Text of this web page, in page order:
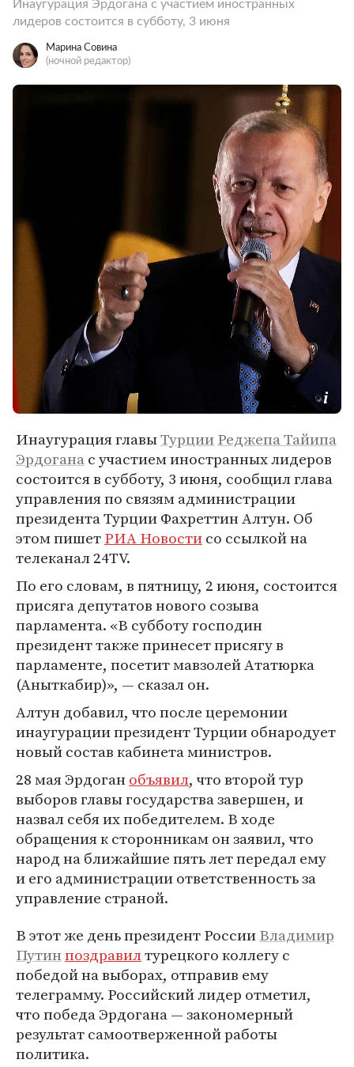
Инаугурация Эрдогана с участием иностранных
лидеров состоится в субботу, 3 июня
Марина Совина
(ночной редактор)
Инаугурация главыТурцииРеджепа Тайипа
Эрдоганас участием иностранных лидеров
состоится в субботу, 3 июня, сообщил глава
управления по связям администрации
президента Турции Фахреттин Алтун. Об
этом пишетРИА Новостисо ссылкой на
телеканал 24TV.
По его словам, в пятницу, 2 июня, состоится
присяга депутатов нового созыва
парламента. «В субботу господин
президент также принесет присягу в
парламенте, посетит мавзолей Ататюрка
(Аныткабир)», — сказал он.
Алтун добавил, что после церемонии
инаугурации президент Турции обнародует
новый состав кабинета министров.
28 мая Эрдоганобъявил, что второй тур
выборов главы государства завершен, и
назвал себя их победителем. В ходе
обращения к сторонникам он заявил, что
народ на ближайшие пять лет передал ему
и его администрации ответственность за
управление страной.
В этот же день президент РоссииВладимир
Путинпоздравилтурецкого коллегу с
победой на выборах, отправив ему
телеграмму. Российский лидер отметил,
что победа Эрдогана — закономерный
результат самоотверженной работы
политика.